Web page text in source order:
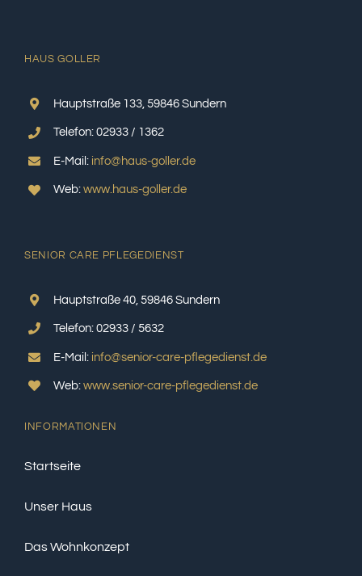
HAUS GOLLER
Hauptstraße 133, 59846 Sundern
Telefon: 02933 / 1362
E-Mail: info@haus-goller.de
Web: www.haus-goller.de
SENIOR CARE PFLEGEDIENST
Hauptstraße 40, 59846 Sundern
Telefon: 02933 / 5632
E-Mail: info@senior-care-pflegedienst.de
Web: www.senior-care-pflegedienst.de
INFORMATIONEN
Startseite
Unser Haus
Das Wohnkonzept